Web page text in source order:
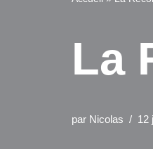
La
par Nicolas 12